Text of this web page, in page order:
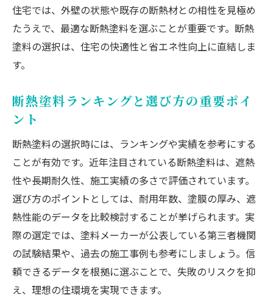
住宅では、外壁の状態や既存の断熱材との相性を見極め
たうえで、最適な断熱塗料を選ぶことが重要です。断熱
塗料の選択は、住宅の快適性と省エネ性向上に直結しま
す。
断熱塗料ランキングと選び方の重要ポイ
ント
断熱塗料の選択時には、ランキングや実績を参考にする
ことが有効です。近年注目されている断熱塗料は、遮熱
性や長期耐久性、施工実績の多さで評価されています。
選び方のポイントとしては、耐用年数、塗膜の厚み、遮
熱性能のデータを比較検討することが挙げられます。実
際の選定では、塗料メーカーが公表している第三者機関
の試験結果や、過去の施工事例も参考にしましょう。信
頼できるデータを根拠に選ぶことで、失敗のリスクを抑
え、理想の住環境を実現できます。